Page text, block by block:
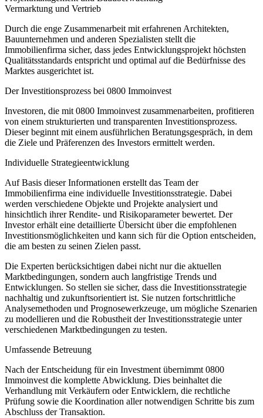
Vermarktung und Vertrieb
Durch die enge Zusammenarbeit mit erfahrenen Architekten,
Bauunternehmen und anderen Spezialisten stellt die
Immobilienfirma sicher, dass jedes Entwicklungsprojekt höchsten
Qualitätsstandards entspricht und optimal auf die Bedürfnisse des
Marktes ausgerichtet ist.
Der Investitionsprozess bei 0800 Immoinvest
Investoren, die mit 0800 Immoinvest zusammenarbeiten, profitieren
von einem strukturierten und transparenten Investitionsprozess.
Dieser beginnt mit einem ausführlichen Beratungsgespräch, in dem
die Ziele und Präferenzen des Investors ermittelt werden.
Individuelle Strategieentwicklung
Auf Basis dieser Informationen erstellt das Team der
Immobilienfirma eine individuelle Investitionsstrategie. Dabei
werden verschiedene Objekte und Projekte analysiert und
hinsichtlich ihrer Rendite- und Risikoparameter bewertet. Der
Investor erhält eine detaillierte Übersicht über die empfohlenen
Investitionsmöglichkeiten und kann sich für die Option entscheiden,
die am besten zu seinen Zielen passt.
Die Experten berücksichtigen dabei nicht nur die aktuellen
Marktbedingungen, sondern auch langfristige Trends und
Entwicklungen. So stellen sie sicher, dass die Investitionsstrategie
nachhaltig und zukunftsorientiert ist. Sie nutzen fortschrittliche
Analysemethoden und Prognosewerkzeuge, um mögliche Szenarien
zu modellieren und die Robustheit der Investitionsstrategie unter
verschiedenen Marktbedingungen zu testen.
Umfassende Betreuung
Nach der Entscheidung für ein Investment übernimmt 0800
Immoinvest die komplette Abwicklung. Dies beinhaltet die
Verhandlung mit Verkäufern oder Entwicklern, die rechtliche
Prüfung sowie die Koordination aller notwendigen Schritte bis zum
Abschluss der Transaktion.